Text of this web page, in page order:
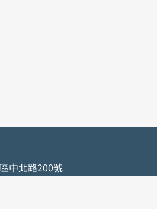
中北路200號